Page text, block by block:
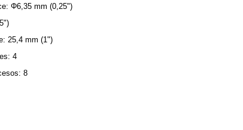
Φ6,35 mm (0,25")
25,4 mm (1")
4
8